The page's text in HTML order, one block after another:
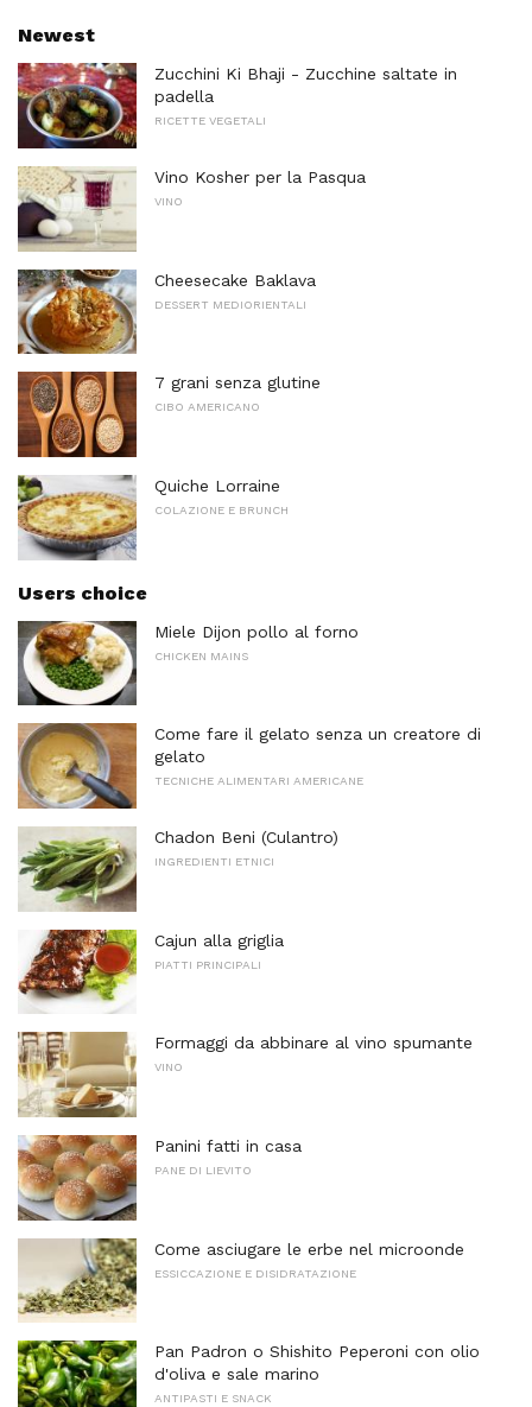
Newest
Zucchini Ki Bhaji - Zucchine saltate in
padella
RICETTE VEGETALI
Vino Kosher per la Pasqua
VINO
Cheesecake Baklava
DESSERT MEDIORIENTALI
7 grani senza glutine
CIBO AMERICANO
Quiche Lorraine
COLAZIONE E BRUNCH
Users choice
Miele Dijon pollo al forno
CHICKEN MAINS
Come fare il gelato senza un creatore di
gelato
TECNICHE ALIMENTARI AMERICANE
Chadon Beni (Culantro)
INGREDIENTI ETNICI
Cajun alla griglia
PIATTI PRINCIPALI
Formaggi da abbinare al vino spumante
VINO
Panini fatti in casa
PANE DI LIEVITO
Come asciugare le erbe nel microonde
ESSICCAZIONE E DISIDRATAZIONE
Pan Padron o Shishito Peperoni con olio
d'oliva e sale marino
ANTIPASTI E SNACK